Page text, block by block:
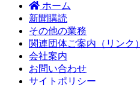
ホーム
新聞購読
その他の業務
関連団体ご案内（リンク）
会社案内
お問い合わせ
サイトポリシー